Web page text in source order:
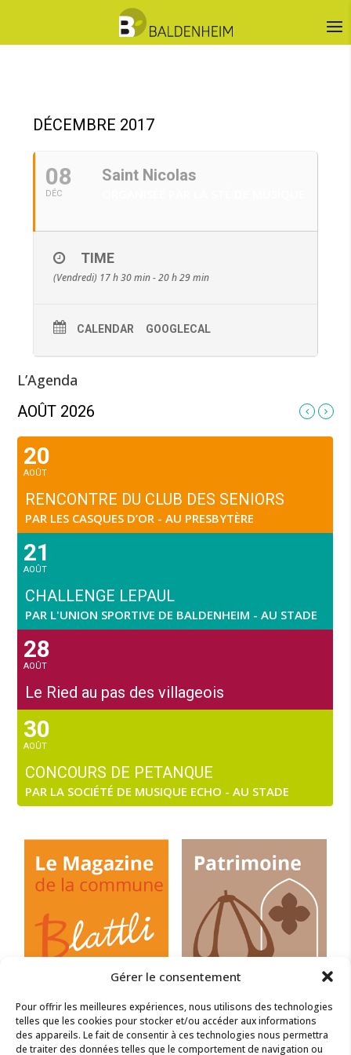
Gérer le consentement
Pour offrir les meilleures expériences, nous utilisons des technologies
telles que les cookies pour stocker et/ou accéder aux informations
des appareils. Le fait de consentir à ces technologies nous permettra
de traiter des données telles que le comportement de navigation ou
DÉCEMBRE 2017
08
DÉC
Saint Nicolas
TIME
(Vendredi) 17 h 30 min - 20 h 29 min
CALENDAR GOOGLECAL
L’Agenda
AOÛT 2026
20
AOÛT
RENCONTRE DU CLUB DES SENIORS
PAR LES CASQUES D’OR - AU PRESBYTÈRE
21
AOÛT
CHALLENGE LEPAUL
PAR L'UNION SPORTIVE DE BALDENHEIM - AU STADE
28
AOÛT
Le Ried au pas des villageois
30
AOÛT
CONCOURS DE PETANQUE
PAR LA SOCIÉTÉ DE MUSIQUE ECHO - AU STADE